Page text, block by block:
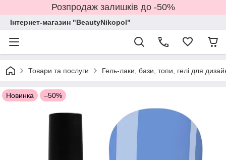
Розпродаж залишків до -50%
Інтернет-магазин "BeautyNikopol"
Товари та послуги Гель-лаки, бази, топи, гелі для
Новинка –50%